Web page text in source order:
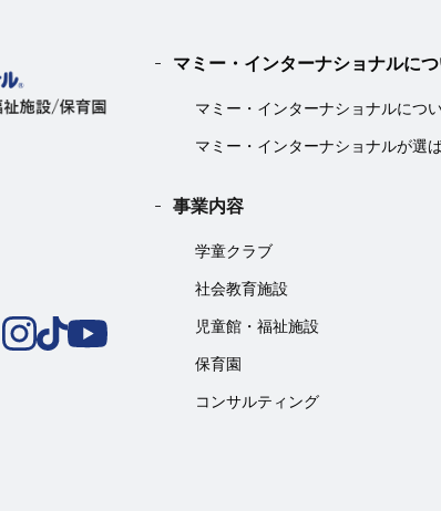
マミー・インターナショナルに
マミー・インターナショナルにつ
マミー・インターナショナルが選
事業内容
学童クラブ
社会教育施設
児童館・福祉施設
保育園
コンサルティング